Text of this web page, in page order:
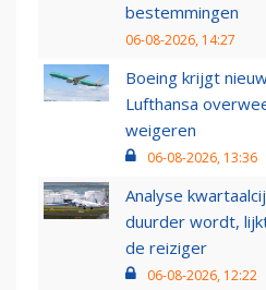
bestemmingen
06-08-2026, 14:27
Boeing krijgt
Lufthansa
weigeren
06-08-2026, 13:36
Analyse
duurder wordt,
de reiziger
06-08-2026, 12:22